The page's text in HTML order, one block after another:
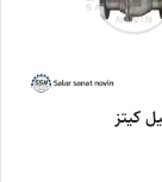
کیتز